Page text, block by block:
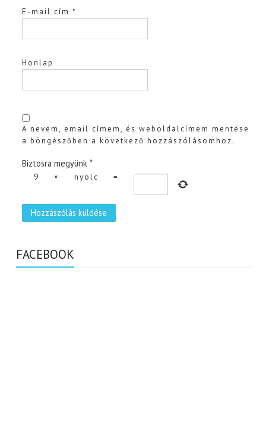
E-mail cím*
Honlap
A nevem, email címem, és weboldalcímem mentése
a böngészőben a következő hozzászólásomhoz.
Biztosra megyünk *
9 × nyolc =
FACEBOOK